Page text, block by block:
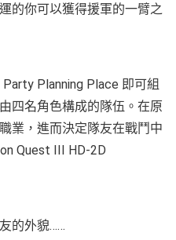
的你可以獲得援軍的一臂之
Planning Place 即可組
四名角色構成的隊伍。在原
業，進而決定隊友在戰鬥中
Quest III HD-2D
的外貌……